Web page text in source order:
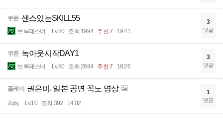
쿠폰 센스있는SKILL55
브록레스너 Lv.80 조회 1994 추천 7 19:41
3
댓글
쿠폰 녹아웃시작DAY1
브록레스너 Lv.80 조회 2694 추천 7 18:26
3
댓글
플레이 권은비, 일본 공연 꼭노 영상
Zqisj Lv.10 조회 392 14:02
1
댓글